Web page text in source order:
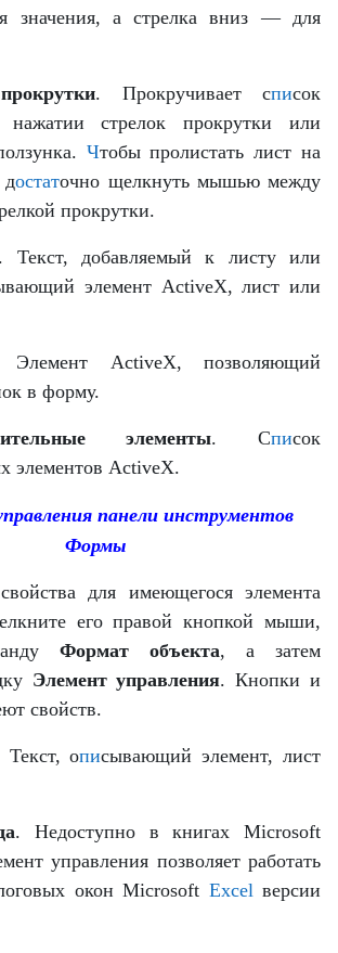
значения, а стрелка вниз — для
. Прокручивает список
стрелок прокрутки или
Чтобы пролистать лист на
достаточно щелкнуть мышью между
прокрутки.
. Текст, добавляемый к листу или
элемент ActiveX, лист или
ActiveX, позволяющий
в форму.
элементы. Список
элементов ActiveX.
панели инструментов
Формы
для имеющегося элемента
его правой кнопкой мыши,
Формат объекта, а затем
Элемент управления. Кнопки и
свойств.
Текст, описывающий элемент, лист
. Недоступно в книгах Microsoft
управления позволяет работать
окон Microsoft Excel версии